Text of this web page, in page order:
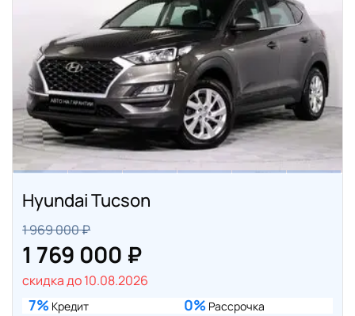
Hyundai Tucson
1 969 000 ₽
1 769 000 ₽
скидка до 10.08.2026
7% Кредит 0% Рассрочка